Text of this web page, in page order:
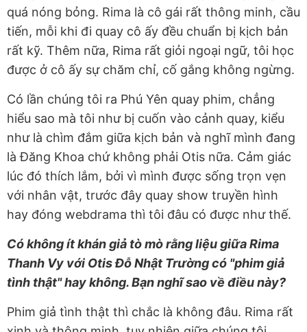
quá nóng bỏng. Rima là cô gái rất thông minh, cầu
tiến, mỗi khi đi quay cô ấy đều chuẩn bị kịch bản
rất kỹ. Thêm nữa, Rima rất giỏi ngoại ngữ, tôi học
được ở cô ấy sự chăm chỉ, cố gắng không ngừng.
Có lần chúng tôi ra Phú Yên quay phim, chẳng
hiểu sao mà tôi như bị cuốn vào cảnh quay, kiểu
như là chìm đắm giữa kịch bản và nghĩ mình đang
là Đăng Khoa chứ không phải Otis nữa. Cảm giác
lúc đó thích lắm, bởi vì mình được sống trọn vẹn
với nhân vật, trước đây quay show truyền hình
hay đóng webdrama thì tôi đâu có được như thế.
Có không ít khán giả tò mò rằng liệu giữa Rima
Thanh Vy với Otis Đỗ Nhật Trường có "phim giả
tình thật" hay không. Bạn nghĩ sao về điều này?
Phim giả tình thật thì chắc là không đâu. Rima rất